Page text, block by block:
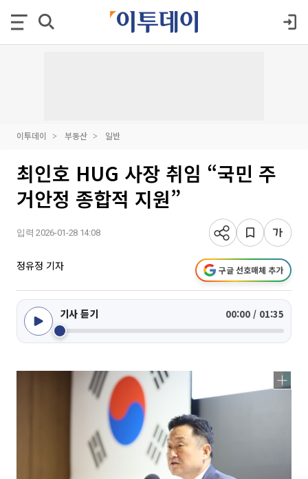
이투데이 부동산 일반
최인호 HUG 사장 취임 “국민 주
거안정 종합적 지원”
입력 2026-01-28 14:08
정유정 기자 구글 선호매체 추가
기사 듣기 00:00 / 01:35